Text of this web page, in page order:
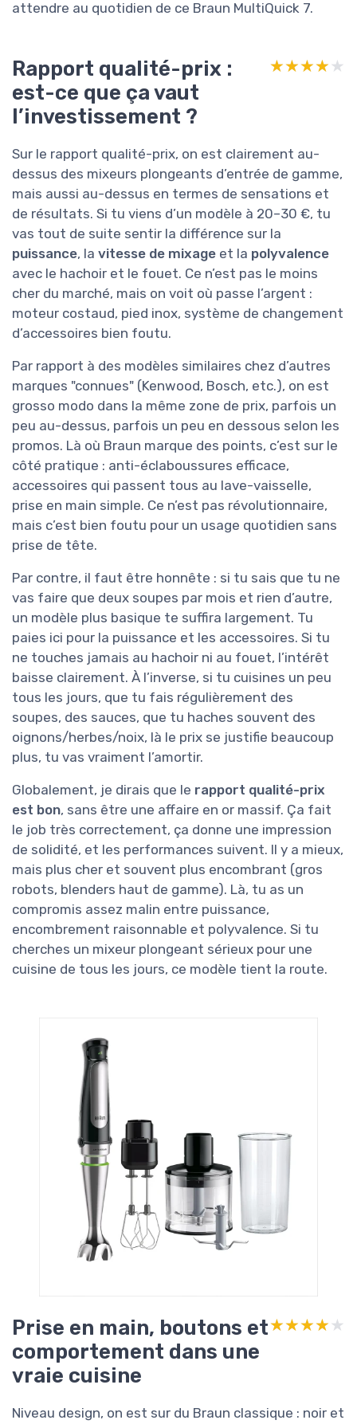
attendre au quotidien de ce Braun MultiQuick 7.
Rapport qualité-prix :
est-ce que ça vaut
l’investissement ?
★★★★★
★★★★★
Sur le rapport qualité-prix, on est clairement au-
dessus des mixeurs plongeants d’entrée de gamme,
mais aussi au-dessus en termes de sensations et
de résultats. Si tu viens d’un modèle à 20–30 €, tu
vas tout de suite sentir la différence sur la
puissance, la vitesse de mixage et la polyvalence
avec le hachoir et le fouet. Ce n’est pas le moins
cher du marché, mais on voit où passe l’argent :
moteur costaud, pied inox, système de changement
d’accessoires bien foutu.
Par rapport à des modèles similaires chez d’autres
marques "connues" (Kenwood, Bosch, etc.), on est
grosso modo dans la même zone de prix, parfois un
peu au-dessus, parfois un peu en dessous selon les
promos. Là où Braun marque des points, c’est sur le
côté pratique : anti-éclaboussures efficace,
accessoires qui passent tous au lave-vaisselle,
prise en main simple. Ce n’est pas révolutionnaire,
mais c’est bien foutu pour un usage quotidien sans
prise de tête.
Par contre, il faut être honnête : si tu sais que tu ne
vas faire que deux soupes par mois et rien d’autre,
un modèle plus basique te suffira largement. Tu
paies ici pour la puissance et les accessoires. Si tu
ne touches jamais au hachoir ni au fouet, l’intérêt
baisse clairement. À l’inverse, si tu cuisines un peu
tous les jours, que tu fais régulièrement des
soupes, des sauces, que tu haches souvent des
oignons/herbes/noix, là le prix se justifie beaucoup
plus, tu vas vraiment l’amortir.
Globalement, je dirais que le rapport qualité-prix
est bon, sans être une affaire en or massif. Ça fait
le job très correctement, ça donne une impression
de solidité, et les performances suivent. Il y a mieux,
mais plus cher et souvent plus encombrant (gros
robots, blenders haut de gamme). Là, tu as un
compromis assez malin entre puissance,
encombrement raisonnable et polyvalence. Si tu
cherches un mixeur plongeant sérieux pour une
cuisine de tous les jours, ce modèle tient la route.
Prise en main, boutons et
comportement dans une
vraie cuisine
★★★★★
★★★★★
Niveau design, on est sur du Braun classique : noir et